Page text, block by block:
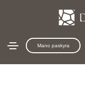
Mano paskyra